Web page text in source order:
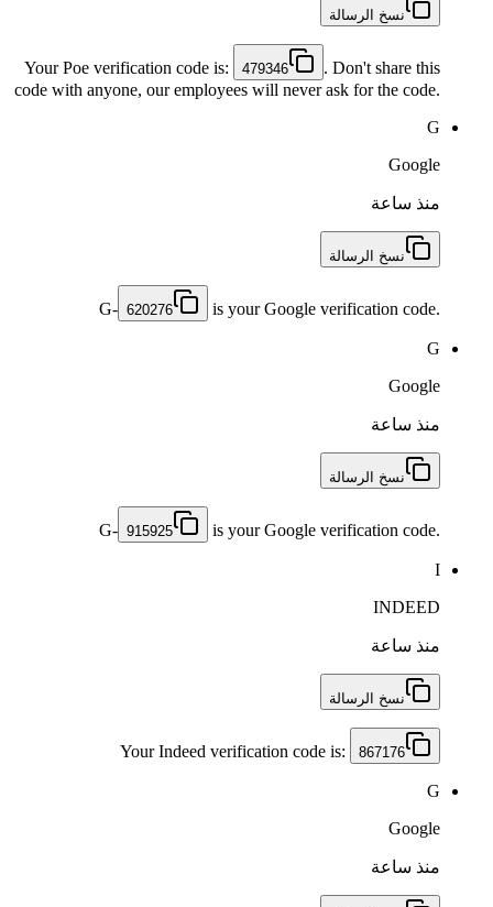
نسخ الرسالة
Your Poe verification code is: 479346
. Don't share this
code with anyone, our employees will never ask for the code.
G
Google
منذ ساعة
نسخ الرسالة
G- 620276 is your Google verification code.
G
Google
منذ ساعة
نسخ الرسالة
G- 915925 is your Google verification code.
I
INDEED
منذ ساعة
نسخ الرسالة
Your Indeed verification code is: 867176
G
Google
منذ ساعة